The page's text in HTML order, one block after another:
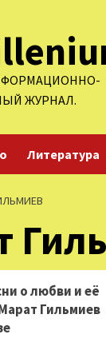
ЖУРНАЛ.
Литература
о любви и её
Гильмиев